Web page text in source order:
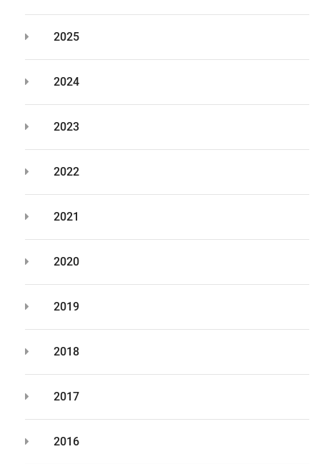
2025
2024
2023
2022
2021
2020
2019
2018
2017
2016